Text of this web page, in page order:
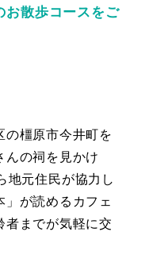
散歩コースをご
橿原市今井町を
の祠を見かけ
地元住民が協力し
が読めるカフェ
までが気軽に交